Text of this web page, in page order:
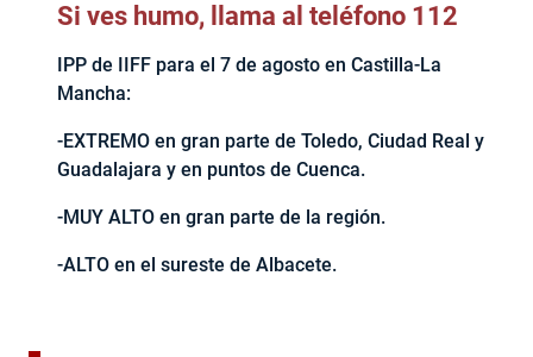
Si ves humo, llama al teléfono 112
IPP de IIFF para el 7 de agosto en Castilla-La
Mancha:
-EXTREMO en gran parte de Toledo, Ciudad Real y
Guadalajara y en puntos de Cuenca.
-MUY ALTO en gran parte de la región.
-ALTO en el sureste de Albacete.